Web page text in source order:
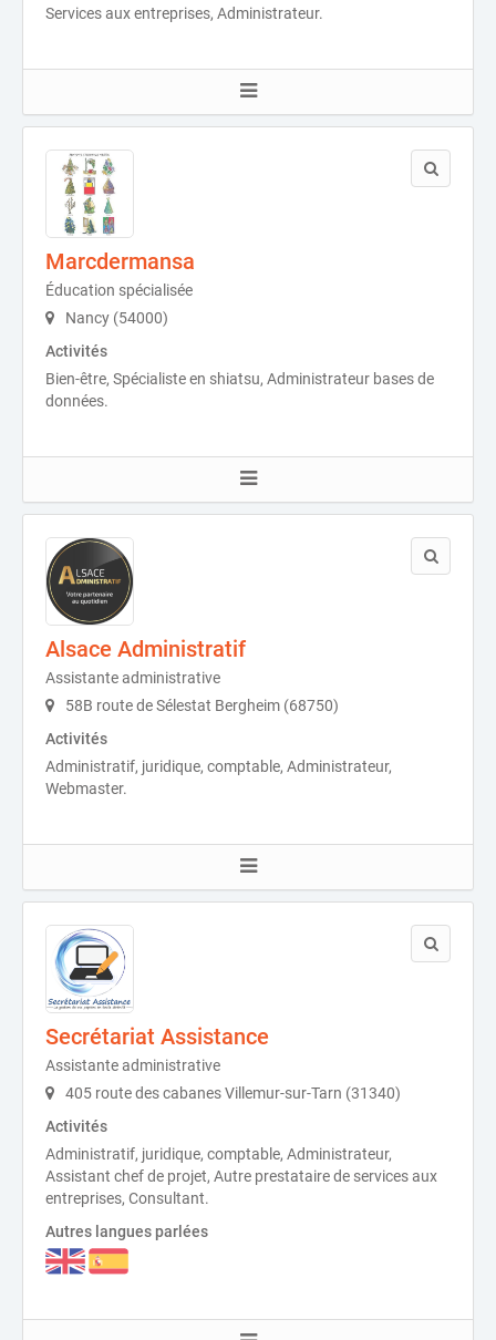
Services aux entreprises, Administrateur.
Marcdermansa
Éducation spécialisée
Nancy (54000)
Activités
Bien-être, Spécialiste en shiatsu, Administrateur bases de
données.
Alsace Administratif
Assistante administrative
58B route de Sélestat Bergheim (68750)
Activités
Administratif, juridique, comptable, Administrateur,
Webmaster.
Secrétariat Assistance
Assistante administrative
405 route des cabanes Villemur-sur-Tarn (31340)
Activités
Administratif, juridique, comptable, Administrateur,
Assistant chef de projet, Autre prestataire de services aux
entreprises, Consultant.
Autres langues parlées